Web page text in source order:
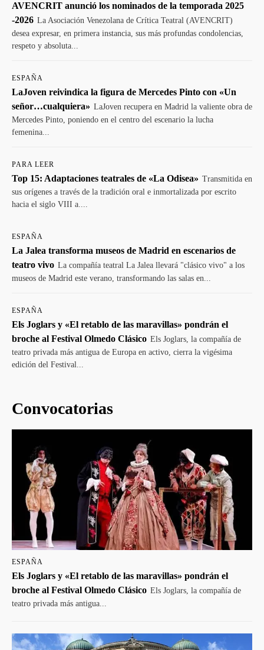
AVENCRIT anunció los nominados de la temporada 2025
-2026 La Asociación Venezolana de Crítica Teatral (AVENCRIT)
desea expresar, en primera instancia, sus más profundas condolencias,
respeto y absoluta...
ESPAÑA
LaJoven reivindica la figura de Mercedes Pinto con «Un
señor…cualquiera» LaJoven recupera en Madrid la valiente obra de
Mercedes Pinto, poniendo en el centro del escenario la lucha
femenina...
PARA LEER
Top 15: Adaptaciones teatrales de «La Odisea» Transmitida en
sus orígenes a través de la tradición oral e inmortalizada por escrito
hacia el siglo VIII a....
ESPAÑA
La Jalea transforma museos de Madrid en escenarios de
teatro vivo La compañía teatral La Jalea llevará "clásico vivo" a los
museos de Madrid este verano, transformando las salas en...
ESPAÑA
Els Joglars y «El retablo de las maravillas» pondrán el
broche al Festival Olmedo Clásico Els Joglars, la compañía de
teatro privada más antigua de Europa en activo, cierra la vigésima
edición del Festival...
Convocatorias
ESPAÑA
Els Joglars y «El retablo de las maravillas» pondrán el
broche al Festival Olmedo Clásico Els Joglars, la compañía de
teatro privada más antigua...